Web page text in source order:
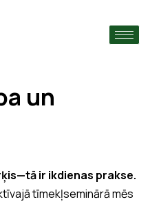
un
ir ikdienas prakse.
tīmekļseminārā mēs